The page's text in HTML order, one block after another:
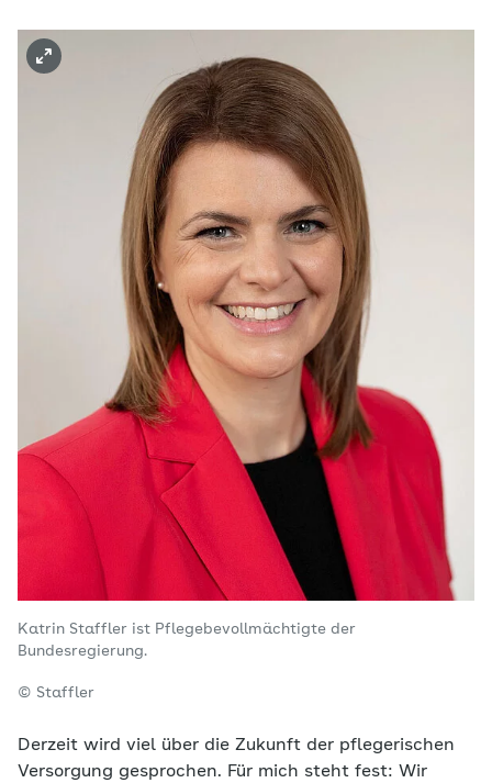
Katrin Staffler ist Pflegebevollmächtigte der
Bundesregierung.
© Staffler
Derzeit wird viel über die Zukunft der pflegerischen
Versorgung gesprochen. Für mich steht fest: Wir